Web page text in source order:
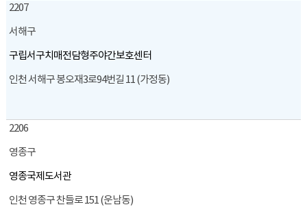
2207
서해구
구립서구치매전담형주야간보호센터
인천 서해구 봉오재3로94번길 11 (가정동)
2206
영종구
영종국제도서관
인천 영종구 찬들로 151 (운남동)